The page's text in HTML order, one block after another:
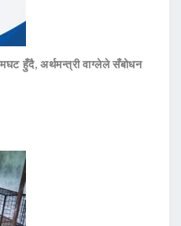
हुँदै, अर्थमन्त्री वाग्लेले सँबोधन